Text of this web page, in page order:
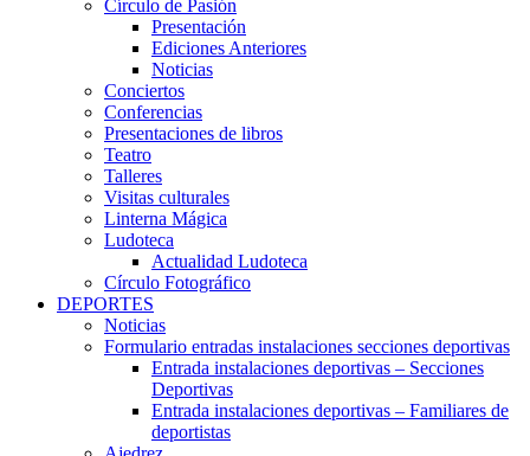
Círculo de Pasión
Presentación
Ediciones Anteriores
Noticias
Conciertos
Conferencias
Presentaciones de libros
Teatro
Talleres
Visitas culturales
Linterna Mágica
Ludoteca
Actualidad Ludoteca
Círculo Fotográfico
DEPORTES
Noticias
Formulario entradas instalaciones secciones deportivas
Entrada instalaciones deportivas – Secciones
Deportivas
Entrada instalaciones deportivas – Familiares de
deportistas